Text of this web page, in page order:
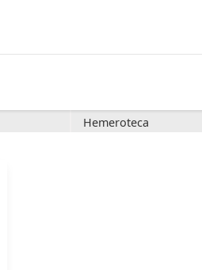
Hemeroteca